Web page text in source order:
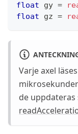
float gy =
float gz =
Varje axel
de